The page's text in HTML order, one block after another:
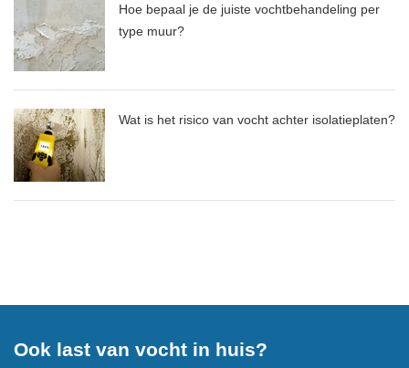
Hoe bepaal je de juiste vochtbehandeling per
type muur?
Wat is het risico van vocht achter isolatieplaten?
Ook last van vocht in huis?